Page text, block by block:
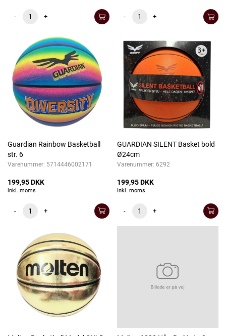
- + - +
Guardian Rainbow Basketball
str. 6
Varenummer: 5714446002171
199,95 DKK
inkl. moms
- +
GUARDIAN SILENT Basket bold
Ø24cm
Varenummer: 6292
199,95 DKK
inkl. moms
- +